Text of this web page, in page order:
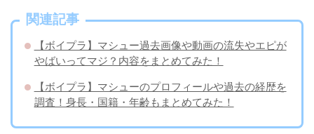
関連記事
【ボイプラ】マシュー過去画像や動画の流失やエピが
やばいってマジ？内容をまとめてみた！
【ボイプラ】マシューのプロフィールや過去の経歴を
調査！身長・国籍・年齢もまとめてみた！